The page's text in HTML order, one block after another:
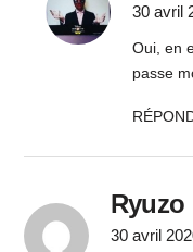
30 avril
Oui, en
passe
Ryuzo
30 avril